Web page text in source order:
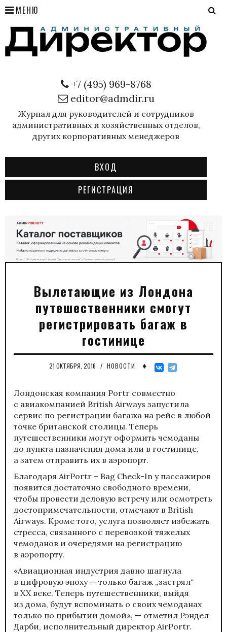
МЕНЮ
+7 (495) 969-8768
editor@admdir.ru
Журнал для руководителей и сотрудников
административных и хозяйственных отделов,
других корпоративных менеджеров
ВХОД
РЕГИСТРАЦИЯ
Вылетающие из Лондона
путешественники смогут
регистрировать багаж в
гостинице
21 ОКТЯБРЯ, 2016 / НОВОСТИ ♦
Лондонская компания Portr совместно
с авиакомпанией British Airways запустила
сервис по регистрации багажа на рейс в любой
точке британской столицы. Теперь
путешественники могут оформить чемоданы
до пункта назначения дома или в гостинице,
а затем отправить их в аэропорт.
Благодаря AirPortr + Bag Check-In у пассажиров
появится достаточно свободного времени,
чтобы провести деловую встречу или осмотреть
достопримечательности, отмечают в British
Airways. Кроме того, услуга позволяет избежать
стресса, связанного с перевозкой тяжелых
чемоданов и очередями на регистрацию
в аэропорту.
«Авиационная индустрия давно шагнула
в цифровую эпоху — только багаж „застрял“
в XX веке. Теперь путешественники, выйдя
из дома, будут вспоминать о своих чемоданах
только по прибытии домой», — отметил Рэндел
Дарби, исполнительный директор AirPortr.